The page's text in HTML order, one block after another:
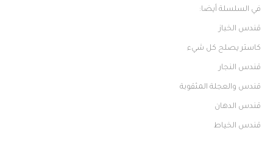
في السلسلة أيضا:
قندس الخباز
كاستر يصلح كل شيء
قندس النجار
قندس والعجلة المثقوبة
قندس الدهان
قندس الخياط